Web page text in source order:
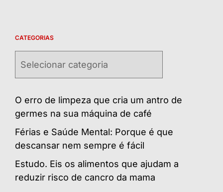
CATEGORIAS
O erro de limpeza que cria um antro de
germes na sua máquina de café
Férias e Saúde Mental: Porque é que
descansar nem sempre é fácil
Estudo. Eis os alimentos que ajudam a
reduzir risco de cancro da mama